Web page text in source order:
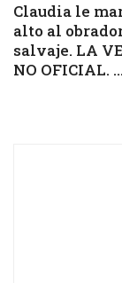
Claudia le
alto al
salvaje. LA
NO OFICIAL. ...